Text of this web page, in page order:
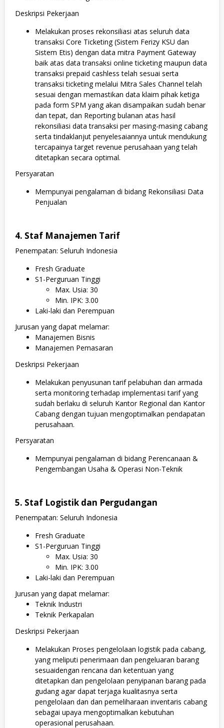
Deskripsi Pekerjaan
Melakukan proses rekonsiliasi atas seluruh data
transaksi Core Ticketing (Sistem Ferizy KSU dan
Sistem Etis) dengan data mitra Payment Gateway
baik atas data transaksi online ticketing maupun data
transaksi prepaid cashless telah sesuai serta
transaksi ticketing melalui Mitra Sales Channel telah
sesuai dengan memastikan data klaim pihak ketiga
pada form SPM yang akan disampaikan sudah benar
dan tepat, dan Reporting bulanan atas hasil
rekonsiliasi data transaksi per masing-masing cabang
serta tindaklanjut penyelesaiannya untuk mendukung
tercapainya target revenue perusahaan yang telah
ditetapkan secara optimal.
Persyaratan
Mempunyai pengalaman di bidang Rekonsiliasi Data
Penjualan
4. Staf Manajemen Tarif
Penempatan: Seluruh Indonesia
Fresh Graduate
S1-Perguruan Tinggi
Max. Usia: 30
Min. IPK: 3.00
Laki-laki dan Perempuan
Jurusan yang dapat melamar:
Manajemen Bisnis
Manajemen Pemasaran
Deskripsi Pekerjaan
Melakukan penyusunan tarif pelabuhan dan armada
serta monitoring terhadap implementasi tarif yang
sudah berlaku di seluruh Kantor Regional dan Kantor
Cabang dengan tujuan mengoptimalkan pendapatan
perusahaan.
Persyaratan
Mempunyai pengalaman di bidang Perencanaan &
Pengembangan Usaha & Operasi Non-Teknik
5. Staf Logistik dan Pergudangan
Penempatan: Seluruh Indonesia
Fresh Graduate
S1-Perguruan Tinggi
Max. Usia: 30
Min. IPK: 3.00
Laki-laki dan Perempuan
Jurusan yang dapat melamar:
Teknik Industri
Teknik Perkapalan
Deskripsi Pekerjaan
Melakukan Proses pengelolaan logistik pada cabang,
yang meliputi penerimaan dan pengeluaran barang
sesuaidengan rencana dan ketentuan yang
ditetapkan dan pengelolaan penyipanan barang pada
gudang agar dapat terjaga kualitasnya serta
pengelolaan dan dan pemeliharaan inventaris cabang
sebagai upaya mengoptimalkan kebutuhan
operasional perusahaan.